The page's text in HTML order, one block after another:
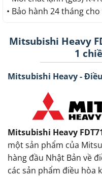
• Bảo hành 24 tháng
Mitsubishi Heavy
1
Mitsubishi Heavy -
Mitsubishi Heavy
một sản phẩm của
hàng đầu Nhật Bản về
các sản phẩm điều hòa